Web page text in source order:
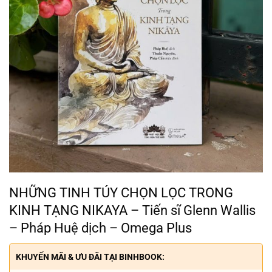
NHỮNG TINH TÚY CHỌN LỌC TRONG
KINH TẠNG NIKAYA – Tiến sĩ Glenn Wallis
– Pháp Huệ dịch – Omega Plus
KHUYẾN MÃI & ƯU ĐÃI TẠI BINHBOOK: